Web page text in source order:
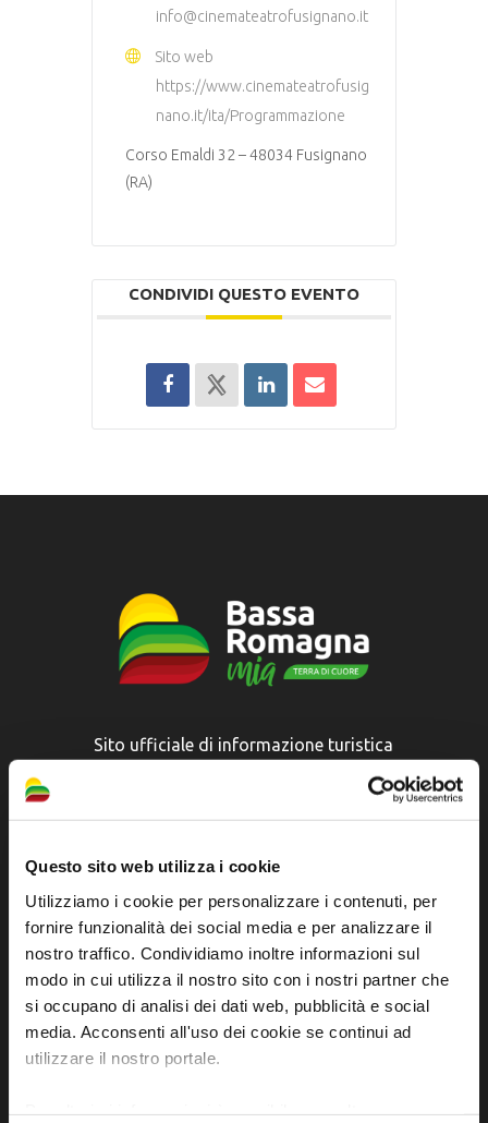
Questo sito web utilizza i cookie
Utilizziamo i cookie per personalizzare i contenuti, per
fornire funzionalità dei social media e per analizzare il
nostro traffico. Condividiamo inoltre informazioni sul
modo in cui utilizza il nostro sito con i nostri partner che
si occupano di analisi dei dati web, pubblicità e social
media. Acconsenti all'uso dei cookie se continui ad
utilizzare il nostro portale.
info@cinemateatrofusignano.it
Sito web
https://www.cinemateatrofusig
nano.it/ita/Programmazione
Corso Emaldi 32 – 48034 Fusignano
(RA)
CONDIVIDI QUESTO EVENTO
Sito ufficiale di informazione turistica
dell'Unione dei Comuni della Bassa Romagna
Piazza della Libertà, 13
turismo@unione.labassaromagna.it
P.IVA e Cod. Fiscale 02291370399
P.E.C. pg.unione.labassaromagna.it@legalmail.it